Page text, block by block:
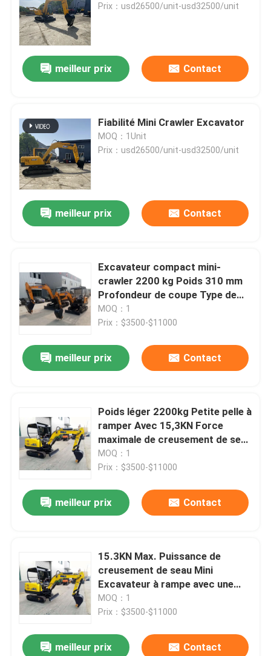
Prix：usd26500/unit-usd32500/unit
meilleur prix Contact
Fiabilité Mini Crawler Excavator
MOQ：1Unit
Prix：usd26500/unit-usd32500/unit
meilleur prix Contact
Excavateur compact mini-
crawler 2200 kg Poids 310 mm
Profondeur de coupe Type de
crawler
MOQ：1
Prix：$3500-$11000
meilleur prix Contact
Poids léger 2200kg Petite pelle à
ramper Avec 15,3KN Force
maximale de creusement de seau
Simillart CAT 301 302 303
MOQ：1
Prix：$3500-$11000
meilleur prix Contact
15.3KN Max. Puissance de
creusement de seau Mini
Excavateur à rampe avec une
capacité de 0,1 m3 Similaire CAT
301 302
MOQ：1
Prix：$3500-$11000
meilleur prix Contact